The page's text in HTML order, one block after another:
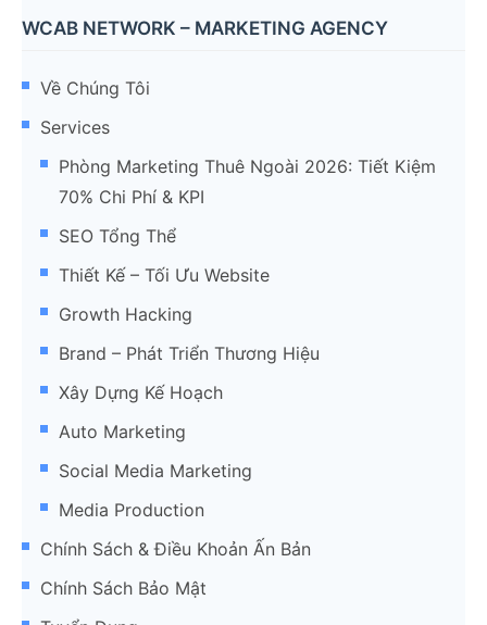
WCAB NETWORK – MARKETING AGENCY
Về Chúng Tôi
Services
Phòng Marketing Thuê Ngoài 2026: Tiết Kiệm
70% Chi Phí & KPI
SEO Tổng Thể
Thiết Kế – Tối Ưu Website
Growth Hacking
Brand – Phát Triển Thương Hiệu
Xây Dựng Kế Hoạch
Auto Marketing
Social Media Marketing
Media Production
Chính Sách & Điều Khoản Ấn Bản
Chính Sách Bảo Mật